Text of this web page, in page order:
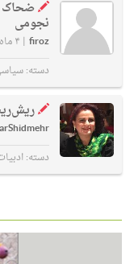
ضحاک
نجومی
firoz
| ۴ ماه قبل
دسته:
دسته: